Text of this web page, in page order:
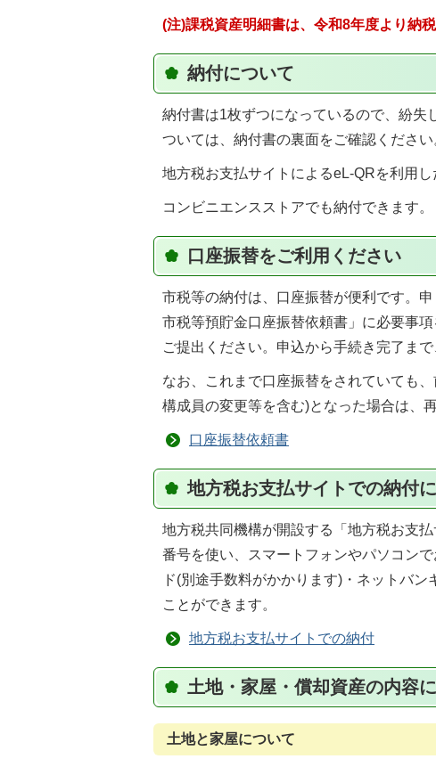
(注)課税資産明細書は、令和8年度より納
納付について
納付書は1枚ずつになっているので、紛失
ついては、納付書の裏面をご確認ください
地方税お支払サイトによるeL-QRを利用し
コンビニエンスストアでも納付できます。
口座振替をご利用ください
市税等の納付は、口座振替が便利です。
市税等預貯金口座振替依頼書」に必要事
ご提出ください。申込から手続き完了まで
なお、これまで口座振替をされていても
構成員の変更等を含む)となった場合は、
口座振替依頼書
地方税お支払サイトでの納付
地方税共同機構が開設する「地方税お支
番号を使い、スマートフォンやパソコン
ド(別途手数料がかかります)・ネットバ
ことができます。
地方税お支払サイトでの納付
土地・家屋・償却資産の内容
土地と家屋について